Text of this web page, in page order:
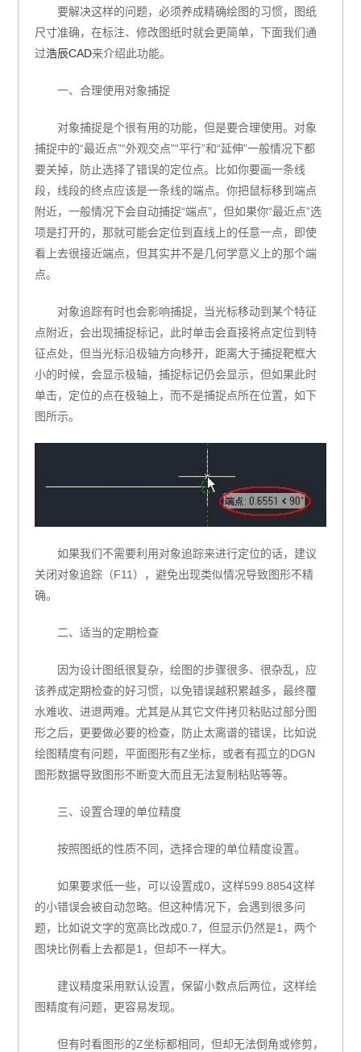
要解决这样的问题，必须养成精确绘图的习惯，图纸
尺寸准确，在标注、修改图纸时就会更简单，下面我们通
过浩辰CAD来介绍此功能。
一、合理使用对象捕捉
对象捕捉是个很有用的功能，但是要合理使用。对象
捕捉中的“最近点”“外观交点”“平行”和“延伸”一般情况下都
要关掉，防止选择了错误的定位点。比如你要画一条线
段，线段的终点应该是一条线的端点。你把鼠标移到端点
附近，一般情况下会自动捕捉“端点”，但如果你“最近点”选
项是打开的，那就可能会定位到直线上的任意一点，即使
看上去很接近端点，但其实并不是几何学意义上的那个端
点。
对象追踪有时也会影响捕捉，当光标移动到某个特征
点附近，会出现捕捉标记，此时单击会直接将点定位到特
征点处，但当光标沿极轴方向移开，距离大于捕捉靶框大
小的时候，会显示极轴，捕捉标记仍会显示，但如果此时
单击，定位的点在极轴上，而不是捕捉点所在位置，如下
图所示。
如果我们不需要利用对象追踪来进行定位的话，建议
关闭对象追踪（F11），避免出现类似情况导致图形不精
确。
二、适当的定期检查
因为设计图纸很复杂，绘图的步骤很多、很杂乱，应
该养成定期检查的好习惯，以免错误越积累越多，最终覆
水难收、进退两难。尤其是从其它文件拷贝粘贴过部分图
形之后，更要做必要的检查，防止太离谱的错误，比如说
绘图精度有问题，平面图形有Z坐标，或者有孤立的DGN
图形数据导致图形不断变大而且无法复制粘贴等等。
三、设置合理的单位精度
按照图纸的性质不同，选择合理的单位精度设置。
如果要求低一些，可以设置成0，这样599.8854这样
的小错误会被自动忽略。但这种情况下，会遇到很多问
题，比如说文字的宽高比改成0.7，但显示仍然是1，两个
图块比例看上去都是1，但却不一样大。
建议精度采用默认设置，保留小数点后两位，这样绘
图精度有问题，更容易发现。
但有时看图形的Z坐标都相同，但却无法倒角或修剪，